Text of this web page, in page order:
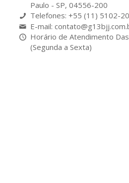
Paulo - SP, 04556-200
Telefones: +55 (11) 5102-
E-mail:
Horário de Atendimento
(Segunda a Sexta)